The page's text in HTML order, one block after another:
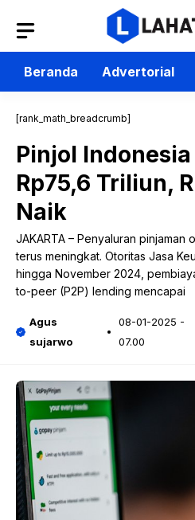
isi
Beranda
Advertorial
[rank_math_breadcrumb]
Pinjol
Rp75,6 Triliun,
Naik
JAKARTA – Penyaluran pinjaman
terus meningkat. Otoritas Jasa
hingga November 2024,
to-peer (P2P) lending mencapai
Agus
sujarwo
08-01-2025 -
07.00